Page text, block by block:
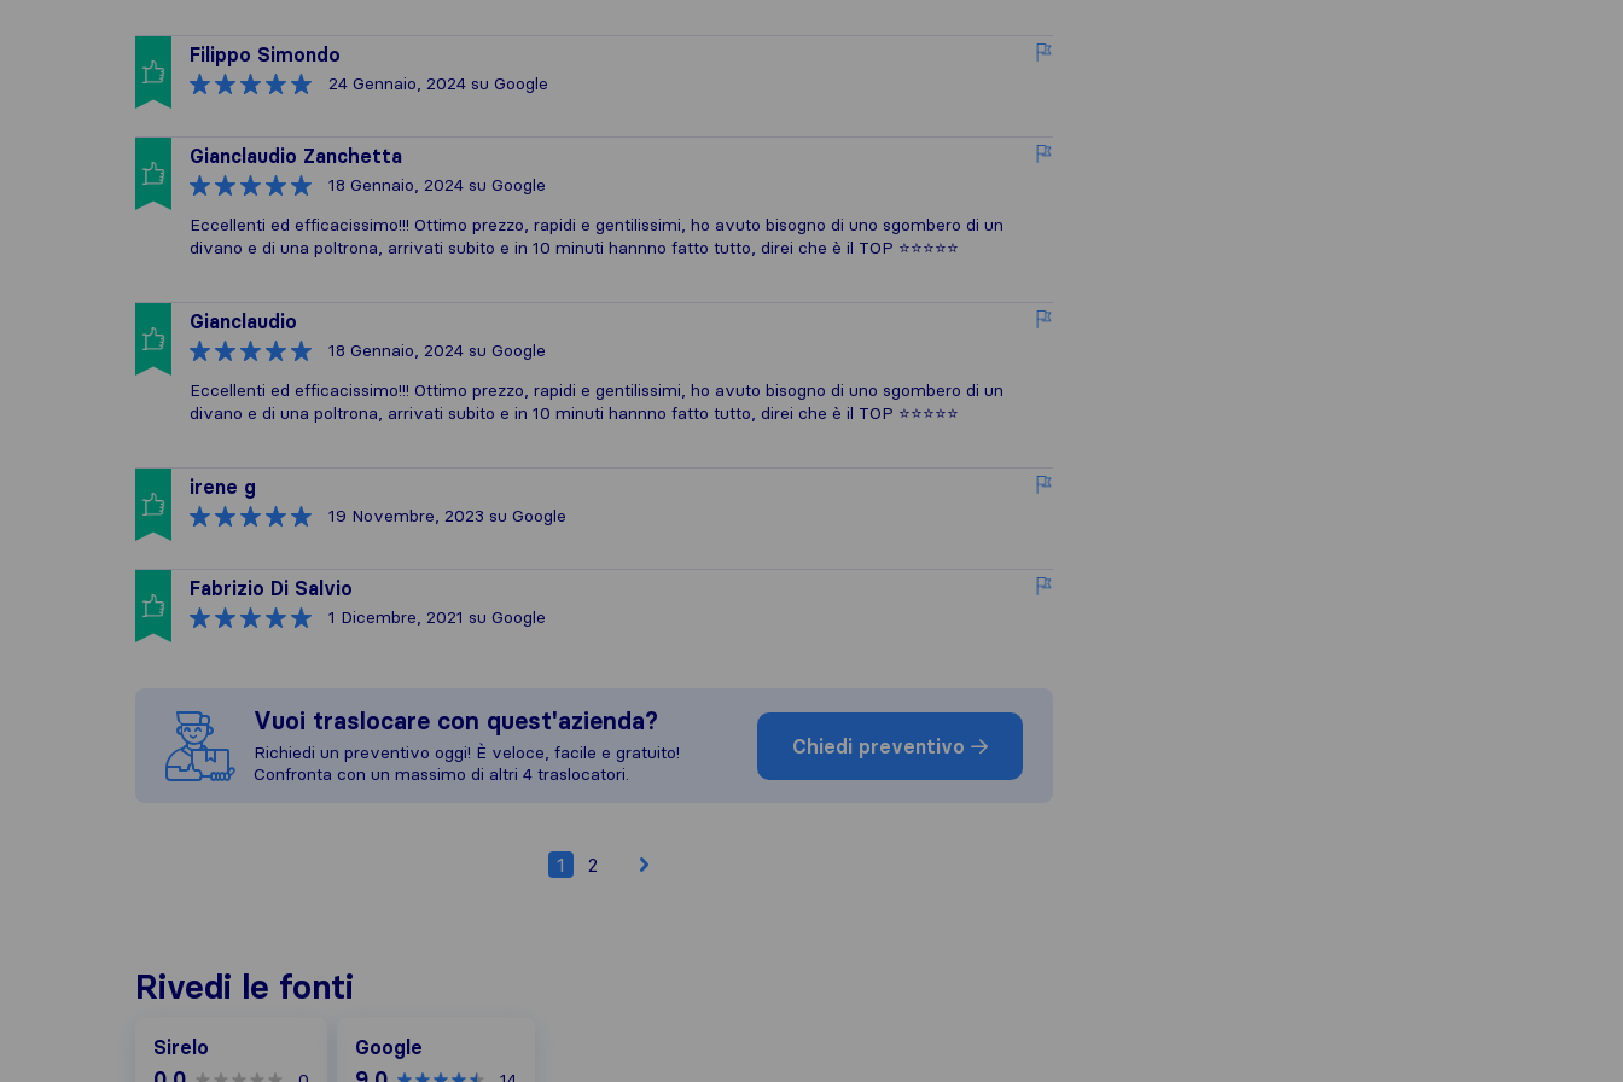
Filippo Simondo
24 Gennaio, 2024 su Google
Gianclaudio Zanchetta
18 Gennaio, 2024 su Google
Eccellenti ed efficacissimo!!! Ottimo prezzo, rapidi e gentilissimi, ho avuto bisogno di uno sgombero di un
divano e di una poltrona, arrivati subito e in 10 minuti hannno fatto tutto, direi che è il TOP ⭐️⭐️⭐️⭐️⭐️
Gianclaudio
18 Gennaio, 2024 su Google
Eccellenti ed efficacissimo!!! Ottimo prezzo, rapidi e gentilissimi, ho avuto bisogno di uno sgombero di un
divano e di una poltrona, arrivati subito e in 10 minuti hannno fatto tutto, direi che è il TOP ⭐️⭐️⭐️⭐️⭐️
irene g
19 Novembre, 2023 su Google
Fabrizio Di Salvio
1 Dicembre, 2021 su Google
Vuoi traslocare con quest'azienda?
Richiedi un preventivo oggi! È veloce, facile e gratuito!
Confronta con un massimo di altri 4 traslocatori.
Chiedi preventivo
1 2
Rivedi le fonti
Sirelo
Google